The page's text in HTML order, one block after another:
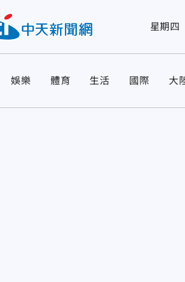
星期四
娛樂 體育 生活 國際 大